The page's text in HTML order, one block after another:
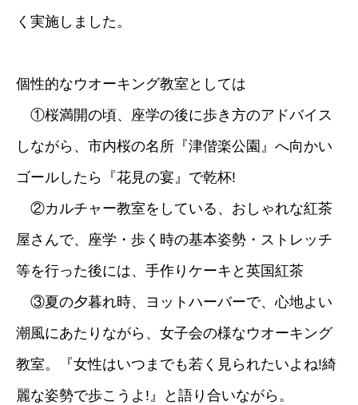
く実施しました。
個性的なウオーキング教室としては
①桜満開の頃、座学の後に歩き方のアドバイス
しながら、市内桜の名所『津偕楽公園』へ向かい
ゴールしたら『花見の宴』で乾杯!
②カルチャー教室をしている、おしゃれな紅茶
屋さんで、座学・歩く時の基本姿勢・ストレッチ
等を行った後には、手作りケーキと英国紅茶
③夏の夕暮れ時、ヨットハーバーで、心地よい
潮風にあたりながら、女子会の様なウオーキング
教室。『女性はいつまでも若く見られたいよね!綺
麗な姿勢で歩こうよ!』と語り合いながら。